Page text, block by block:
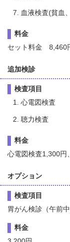
血液検査(貧血
料金
セット料金 8,460
追加検診
検査項目
心電図検査
聴力検査
料金
心電図検査1,300円
オプション
検査項目
胃がん検診（午前
料金